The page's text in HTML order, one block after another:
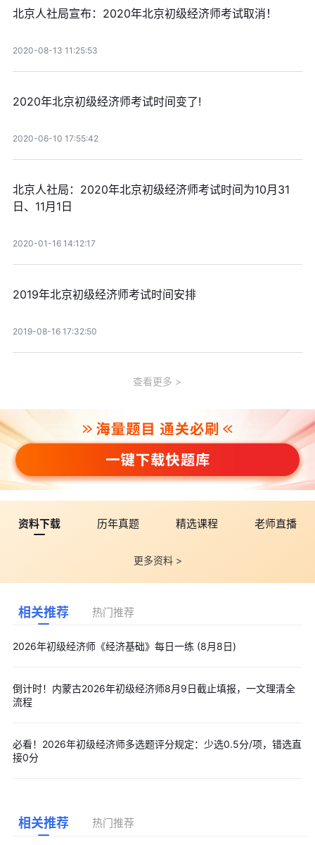
北京人社局宣布：2020年北京初级经济师考试取消！
2020-08-13 11:25:53
2020年北京初级经济师考试时间变了!
2020-06-10 17:55:42
北京人社局：2020年北京初级经济师考试时间为10月31
日、11月1日
2020-01-16 14:12:17
2019年北京初级经济师考试时间安排
2019-08-16 17:32:50
查看更多
资料下载 历年真题 精选课程 老师直播
更多资料 >
相关推荐 热门推荐
2026年初级经济师《经济基础》每日一练 (8月8日)
倒计时！内蒙古2026年初级经济师8月9日截止填报，一文理清全
流程
必看！2026年初级经济师多选题评分规定：少选0.5分/项，错选直
接0分
相关推荐 热门推荐